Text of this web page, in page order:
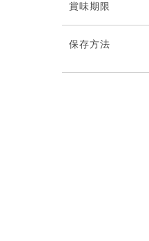
賞味期限
保存⽅法